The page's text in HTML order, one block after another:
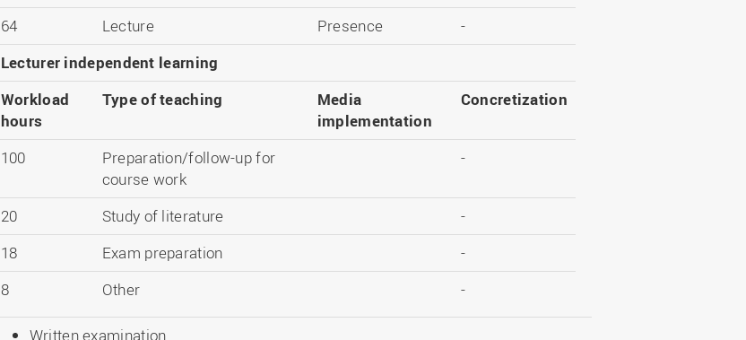
64 Lecture Presence
-
Lecturer independent learning
Workload
hours
Type of teaching
Media
implementation
Concretization
100
Preparation/follow-up for
course work
-
20 Study of literature
-
18
Exam preparation
-
8
Other -
Written examination